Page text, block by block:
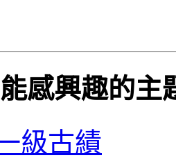
感興趣的主
級古績